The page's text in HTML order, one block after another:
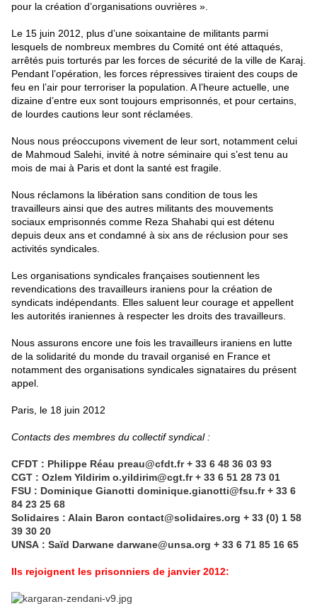
pour la création d’organisations ouvrières ».
Le 15 juin 2012, plus d’une soixantaine de militants parmi
lesquels de nombreux membres du Comité ont été attaqués,
arrêtés puis torturés par les forces de sécurité de la ville de Karaj.
Pendant l’opération, les forces répressives tiraient des coups de
feu en l’air pour terroriser la population. A l’heure actuelle, une
dizaine d’entre eux sont toujours emprisonnés, et pour certains,
de lourdes cautions leur sont réclamées.
Nous nous préoccupons vivement de leur sort, notamment celui
de Mahmoud Salehi, invité à notre séminaire qui s’est tenu au
mois de mai à Paris et dont la santé est fragile.
Nous réclamons la libération sans condition de tous les
travailleurs ainsi que des autres militants des mouvements
sociaux emprisonnés comme Reza Shahabi qui est détenu
depuis deux ans et condamné à six ans de réclusion pour ses
activités syndicales.
Les organisations syndicales françaises soutiennent les
revendications des travailleurs iraniens pour la création de
syndicats indépendants. Elles saluent leur courage et appellent
les autorités iraniennes à respecter les droits des travailleurs.
Nous assurons encore une fois les travailleurs iraniens en lutte
de la solidarité du monde du travail organisé en France et
notamment des organisations syndicales signataires du présent
appel.
Paris, le 18 juin 2012
Contacts des membres du collectif syndical :
CFDT : Philippe Réau preau@cfdt.fr + 33 6 48 36 03 93
CGT : Ozlem Yildirim o.yildirim@cgt.fr + 33 6 51 28 73 01
FSU : Dominique Gianotti dominique.gianotti@fsu.fr + 33 6
84 23 25 68
Solidaires : Alain Baron contact@solidaires.org + 33 (0) 1 58
39 30 20
UNSA : Saïd Darwane darwane@unsa.org + 33 6 71 85 16 65
Ils rejoignent les prisonniers de janvier 2012: